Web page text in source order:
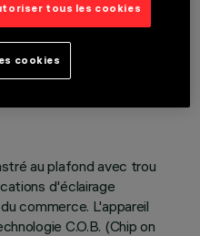
au plafond avec trou
d'éclairage
commerce. L'appareil
C.O.B. (Chip on
tous les cookies
cookies